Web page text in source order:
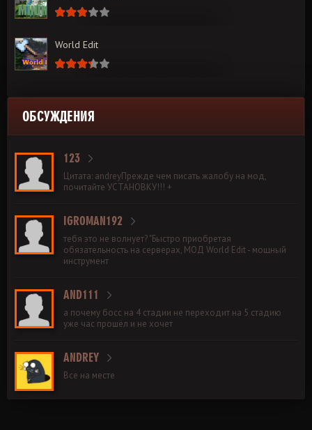
World Edit
ОБСУЖДЕНИЯ
123
Цитата: andreyПрежде чем писать жалобу на мод,
почитайте УСТАНОВКУ!!! +
IGROMAN192
тебя это не волнует? "Быстро приобретая
обязательность на серверах, МОД World Edit - мощный
инструмент
AND111
а почему босс на 4 стадии не переходит на 5 стадию
уже час прошёл и не хочет
ANDREY
Все на месте